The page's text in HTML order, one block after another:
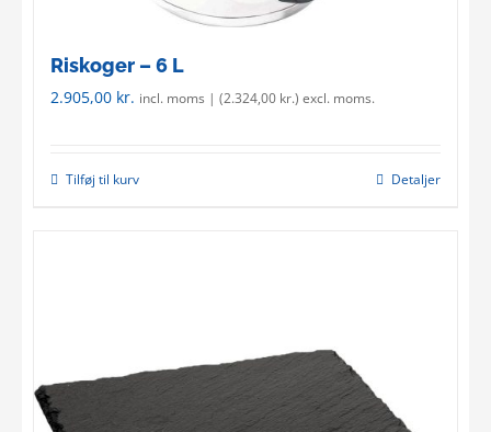
Riskoger – 6 L
2.905,00 kr. incl. moms | (2.324,00 kr.) excl. moms.
Tilføj til kurv Detaljer